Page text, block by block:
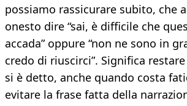
possiamo rassicurare subito, che
onesto dire “sai, è difficile che
accada” oppure “non ne sono in
credo di riuscirci”. Significa
si è detto, anche quando costa
evitare la frase fatta della